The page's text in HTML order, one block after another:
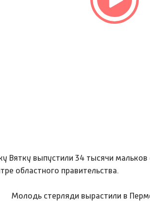
Вятку выпустили 34 тысячи
областного правительства.
Молодь стерляди вырастили в